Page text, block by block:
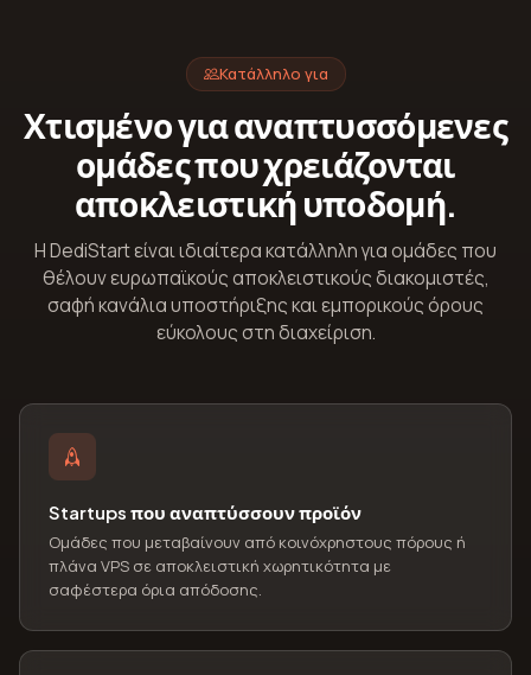
Κατάλληλο για
Χτισμένο για αναπτυσσόμενες
ομάδες που χρειάζονται
αποκλειστική υποδομή.
Η DediStart είναι ιδιαίτερα κατάλληλη για ομάδες που
θέλουν ευρωπαϊκούς αποκλειστικούς διακομιστές,
σαφή κανάλια υποστήριξης και εμπορικούς όρους
εύκολους στη διαχείριση.
Startups που αναπτύσσουν προϊόν
Ομάδες που μεταβαίνουν από κοινόχρηστους πόρους ή
πλάνα VPS σε αποκλειστική χωρητικότητα με
σαφέστερα όρια απόδοσης.